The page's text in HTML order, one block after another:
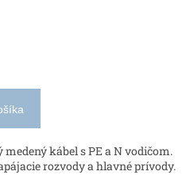
kábel s PE a N vodičom.
rozvody a hlavné prívody.